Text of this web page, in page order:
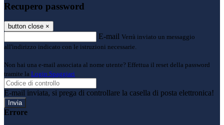
Recupero password
button close ×
E-mail Verrà inviato un messaggio
all'indirizzo indicato con le istruzioni necessarie.
Non hai una e-mail associata al nome utente? Effettua il reset della password
tramite la Login Spaggiari
E-mail inviata, si prega di controllare la casella di posta elettronica!
Errore